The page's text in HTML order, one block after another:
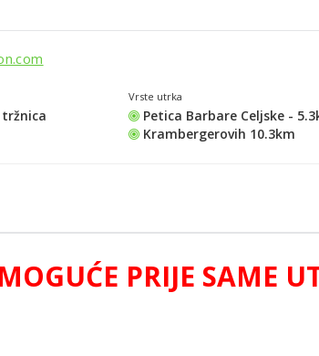
Vrste utrka
Petica Barbare Celjske -
Krambergerovih 10.3km
PRIJE SAME